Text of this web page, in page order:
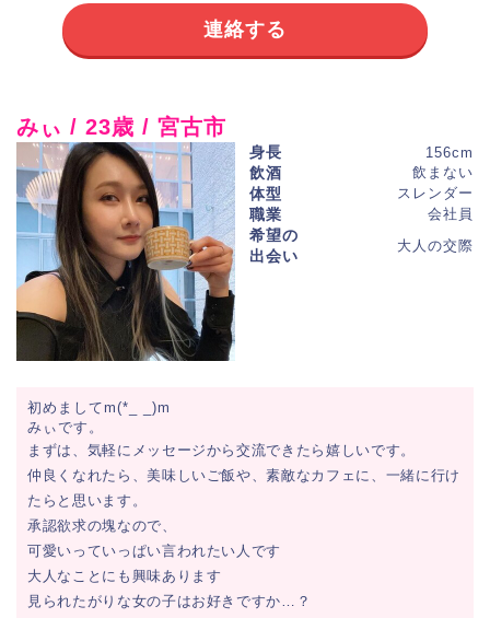
連絡する
みぃ / 23歳 / 宮古市
身長 156cm
飲酒 飲まない
体型 スレンダー
職業 会社員
希望の
出会い
大人の交際
初めましてm(*_ _)m
みぃです。
まずは、気軽にメッセージから交流できたら嬉しいです。
仲良くなれたら、美味しいご飯や、素敵なカフェに、一緒に行け
たらと思います。
承認欲求の塊なので、
可愛いっていっぱい言われたい人です
大人なことにも興味あります
見られたがりな女の子はお好きですか…？